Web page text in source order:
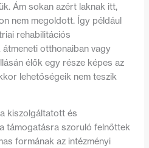
Ám sokan azért laknak itt,
nem megoldott. Így például
rehabilitációs
otthonaiban vagy
élők egy része képes az
lehetőségeik nem teszik
kiszolgáltatott és
támogatásra szoruló felnőttek
formának az intézményi